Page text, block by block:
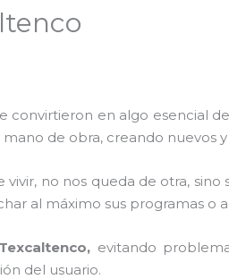
convirtieron en algo esencial
de obra, creando nuevos
no nos queda de otra,
al máximo sus programas
evitando
del usuario.